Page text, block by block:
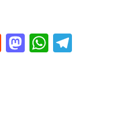
Reddit
Mastodon